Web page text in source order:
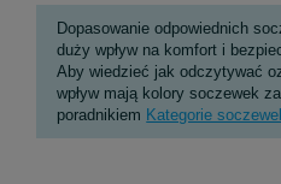
Dopasowanie odpowiednich
duży wpływ na komfort i
Aby wiedzieć jak odczytywać
wpływ mają kolory soczewek
poradnikiem Kategorie